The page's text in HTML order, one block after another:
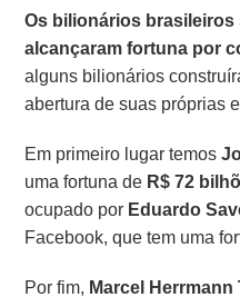
Os bilionários
alcançaram fortuna por
alguns bilionários
abertura de suas próprias
Em primeiro lugar temos
uma fortuna de R$ 72
ocupado por Eduardo
Facebook, que tem uma
Por fim, Marcel Herrmann